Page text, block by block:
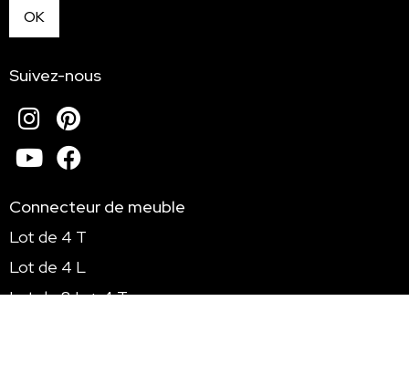
Suivez-nous
Instagram
Pinterest
YoutubeFacebook
Connecteur de meuble
Lot de 4 T
Lot de 4 L
Lot de 8 L + 4 T